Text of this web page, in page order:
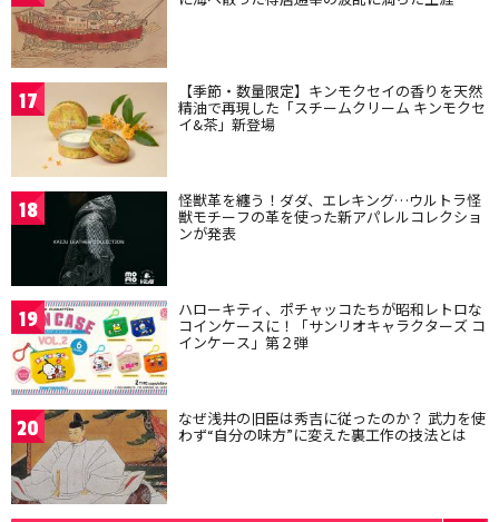
17 【季節・数量限定】キンモクセイの香りを天然
精油で再現した「スチームクリーム キンモクセ
イ&茶」新登場
18 怪獣革を纏う！ダダ、エレキング…ウルトラ怪
獣モチーフの革を使った新アパレルコレクショ
ンが発表
19 ハローキティ、ポチャッコたちが昭和レトロな
コインケースに！「サンリオキャラクターズ コ
インケース」第２弾
20 なぜ浅井の旧臣は秀吉に従ったのか？ 武力を使
わず“自分の味方”に変えた裏工作の技法とは